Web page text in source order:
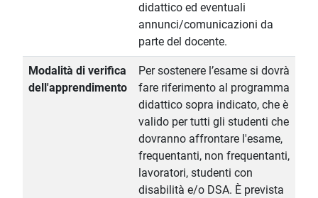
didattico ed eventuali
annunci/comunicazioni da
parte del docente.
Modalità di verifica
dell'apprendimento
Per sostenere l’esame si dovrà
fare riferimento al programma
didattico sopra indicato, che è
valido per tutti gli studenti che
dovranno affrontare l'esame,
frequentanti, non frequentanti,
lavoratori, studenti con
disabilità e/o DSA. È prevista